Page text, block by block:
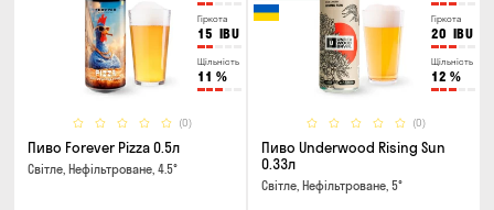
Гіркота
15 IBU
Щільність
11 %
(0)
Пиво Forever Pizza 0.5л
Світле, Нефільтроване, 4.5°
Гіркота
20 IBU
Щільність
12 %
(0)
Пиво Underwood Rising Sun
0.33л
Світле, Нефільтроване, 5°